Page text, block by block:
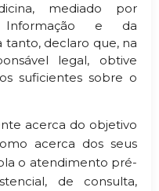
mediado por
e da
tanto, declaro que, na
legal, obtive
suficientes sobre o
acerca do objetivo
acerca dos seus
o atendimento pré-
de consulta,